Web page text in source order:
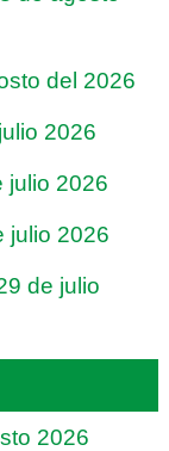
del 2026
2026
julio 2026
julio 2026
de julio
2026